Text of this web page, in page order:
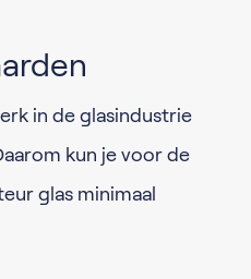
in de glasindustrie
kun je voor de
glas minimaal